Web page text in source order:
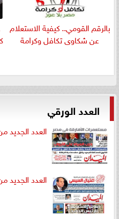
بالرقم القومي.. كيفية الاستعلام
عن شكاوى تكافل وكرامة
العدد الورقي
العدد الجديد من
العدد الجديد من